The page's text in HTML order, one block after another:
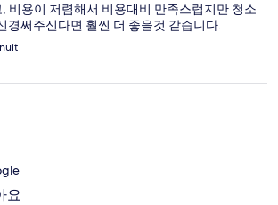
비용이 저렴해서 비용대비 만족스럽지만 청소
경써주신다면 훨씬 더 좋을것 같습니다.
요